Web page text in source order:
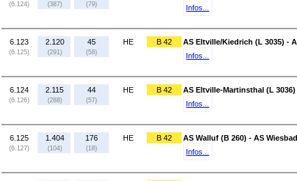
(6.124) (387) (79)
Infos...
6.123
(6.125)
2.120
(291)
45
(58)
HE B 42
AS Eltville/Kiedrich (L 3035) -
Infos...
6.124
(6.126)
2.115
(288)
44
(57)
HE B 42
AS Eltville-Martinsthal (L 3036)
Infos...
6.125
(6.127)
1.404
(104)
176
(18)
HE B 42
AS Walluf (B 260) - AS
Infos...